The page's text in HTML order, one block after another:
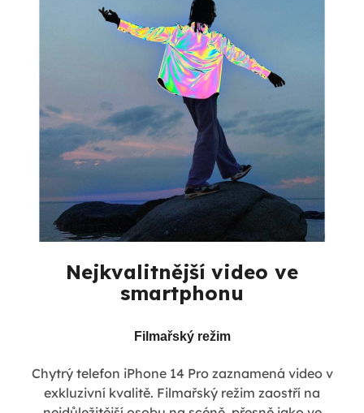
Nejkvalitnější video ve
smartphonu
Filmařský režim
Chytrý telefon iPhone 14 Pro zaznamená video v
exkluzivní kvalitě. Filmařský režim zaostří na